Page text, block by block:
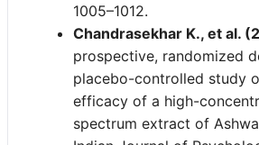
1005–1012.
Chandrasekhar K., et al.
prospective, randomized
placebo-controlled study
efficacy of a high-
spectrum extract of